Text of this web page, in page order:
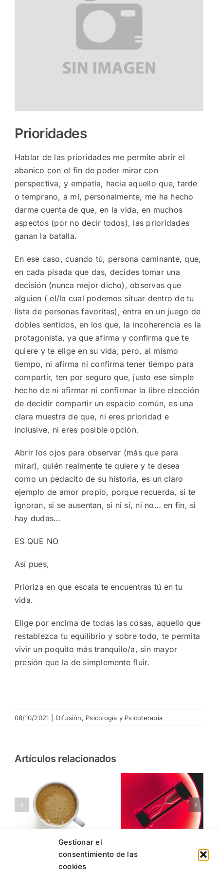
Gestionar el
consentimiento de las
cookies
Prioridades
Hablar de las prioridades me permite abrir el
abanico con el fin de poder mirar con
perspectiva, y empatía, hacia aquello que, tarde
o temprano, a mí, personalmente, me ha hecho
darme cuenta de que, en la vida, en muchos
aspectos (por no decir todos), las prioridades
ganan la batalla.
En ese caso, cuando tú, persona caminante, que,
en cada pisada que das, decides tomar una
decisión (nunca mejor dicho), observas que
alguien ( el/la cual podemos situar dentro de tu
lista de personas favoritas), entra en un juego de
dobles sentidos, en los que, la incoherencia es la
protagonista, ya que afirma y confirma que te
quiere y te elige en su vida, pero, al mismo
tiempo, ni afirma ni confirma tener tiempo para
compartir, ten por seguro que, justo ese simple
hecho de ni afirmar ni confirmar la libre elección
de decidir compartir un espacio común, es una
clara muestra de que, ni eres prioridad e
inclusive, ni eres posible opción.
Abrir los ojos para observar (más que para
mirar), quién realmente te quiere y te desea
como un pedacito de su historia, es un claro
ejemplo de amor propio, porque recuerda, si te
ignoran, si se ausentan, si ni sí, ni no… en fin, si
hay dudas…
ES QUE NO
Así pues,
Prioriza en que escala te encuentras tú en tu
vida.
Elige por encima de todas las cosas, aquello que
restablezca tu equilibrio y sobre todo, te permita
vivir un poquito más tranquilo/a, sin mayor
presión que la de simplemente fluir.
08/10/2021 Difusión, Psicología y Psicoterapia
Artículos relacionados
Ladrones
del tiempo
Yo voy al
psicólogo…
¿y tú?